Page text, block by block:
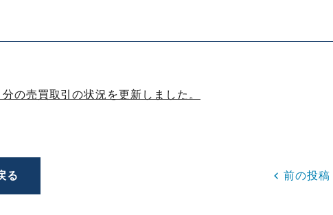
の売買取引の状況を更新しました。
前の投稿
る